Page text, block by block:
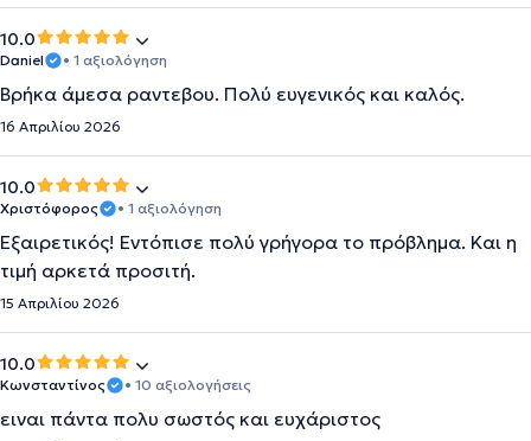
10.0
Daniel • 1 αξιολόγηση
Βρήκα άμεσα ραντεβου. Πολύ ευγενικός και καλός.
16 Απριλίου 2026
10.0
Χριστόφορος • 1 αξιολόγηση
Εξαιρετικός! Εντόπισε πολύ γρήγορα το πρόβλημα. Και η
τιμή αρκετά προσιτή.
15 Απριλίου 2026
10.0
Κωνσταντίνος • 10 αξιολογήσεις
ειναι πάντα πολυ σωστός και ευχάριστος